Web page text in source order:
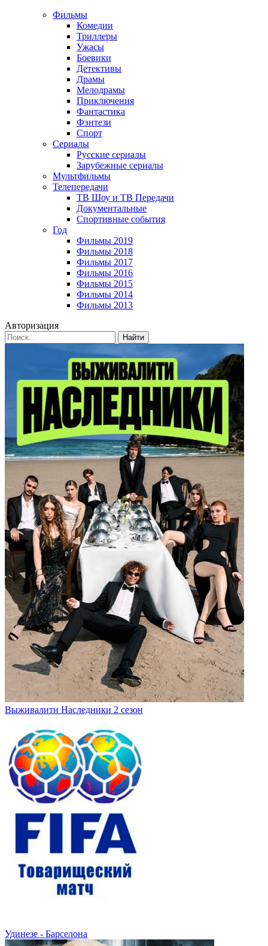
Фильмы
Комедии
Триллеры
Ужасы
Боевики
Детективы
Драмы
Мелодрамы
Приключения
Фантастика
Фэнтези
Спорт
Сериалы
Русские сериалы
Зарубежные сериалы
Мультфильмы
Телепередачи
ТВ Шоу и ТВ Передачи
Документальные
Спортивные события
Год
Фильмы 2019
Фильмы 2018
Фильмы 2017
Фильмы 2016
Фильмы 2015
Фильмы 2014
Фильмы 2013
Авторизация
Найти
Выживалити Наследники 2 сезон
Удинезе - Барселона